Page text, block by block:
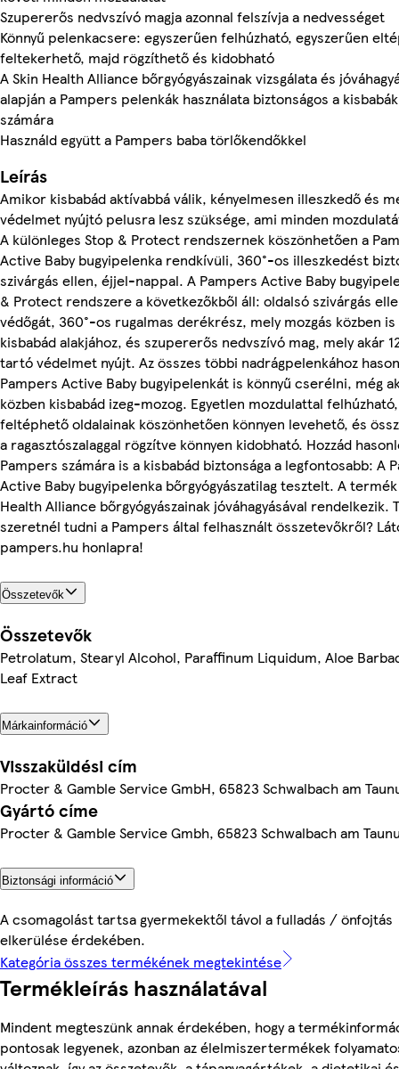
Szupererős nedvszívó magja azonnal felszívja a nedvességet
Könnyű pelenkacsere: egyszerűen felhúzható, egyszerűen
feltekerhető, majd rögzíthető és kidobható
A Skin Health Alliance bőrgyógyászainak vizsgálata és
alapján a Pampers pelenkák használata biztonságos a
számára
Használd együtt a Pampers baba törlőkendőkkel
Leírás
Amikor kisbabád aktívabbá válik, kényelmesen illeszkedő és
védelmet nyújtó pelusra lesz szüksége, ami minden
A különleges Stop & Protect rendszernek köszönhetően a
Active Baby bugyipelenka rendkívüli, 360°-os illeszkedést
szivárgás ellen, éjjel-nappal. A Pampers Active Baby
& Protect rendszere a következőkből áll: oldalsó szivárgás
védőgát, 360°-os rugalmas derékrész, mely mozgás közben is
kisbabád alakjához, és szupererős nedvszívó mag, mely akár
tartó védelmet nyújt. Az összes többi nadrágpelenkához
Pampers Active Baby bugyipelenkát is könnyű cserélni, még
közben kisbabád izeg-mozog. Egyetlen mozdulattal felhúzható,
feltéphető oldalainak köszönhetően könnyen levehető, és
a ragasztószalaggal rögzítve könnyen kidobható. Hozzád
Pampers számára is a kisbabád biztonsága a legfontosabb: A
Active Baby bugyipelenka bőrgyógyászatilag tesztelt. A termék
Health Alliance bőrgyógyászainak jóváhagyásával rendelkezik.
szeretnél tudni a Pampers által felhasznált összetevőkről?
pampers.hu honlapra!
Összetevők
Összetevők
Petrolatum, Stearyl Alcohol, Paraffinum Liquidum, Aloe
Leaf Extract
Márkainformáció
Visszaküldési cím
Procter & Gamble Service GmbH, 65823 Schwalbach am
Gyártó címe
Procter & Gamble Service Gmbh, 65823 Schwalbach am
Biztonsági információ
A csomagolást tartsa gyermekektől távol a fulladás / önfojtás
elkerülése érdekében.
Kategória összes termékének megtekintése
Termékleírás használatával
Mindent megteszünk annak érdekében, hogy a
pontosak legyenek, azonban az élelmiszertermékek